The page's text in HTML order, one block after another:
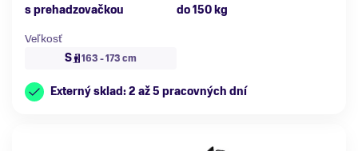
s prehadzovačkou
do 150 kg
Veľkosť
S
163 - 173 cm
Externý sklad: 2 až 5 pracovných dní